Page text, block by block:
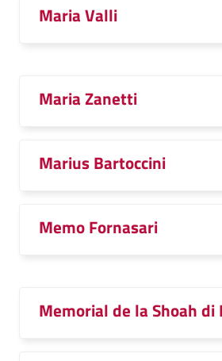
Maria Valli
Maria Zanetti
Marius Bartoccini
Memo Fornasari
Memorial de la Shoah di